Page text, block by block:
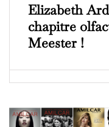
Elizabeth
chapitre
Meester !